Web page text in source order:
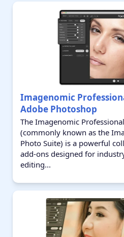
Imagenomic
Adobe Photoshop
The Imagenomic
(commonly known as the
Photo Suite) is a powerful
add-ons designed for
editing...